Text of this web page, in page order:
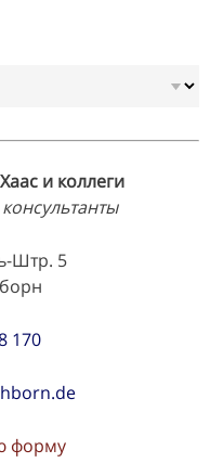
и коллеги
Штр. 5
170
форму